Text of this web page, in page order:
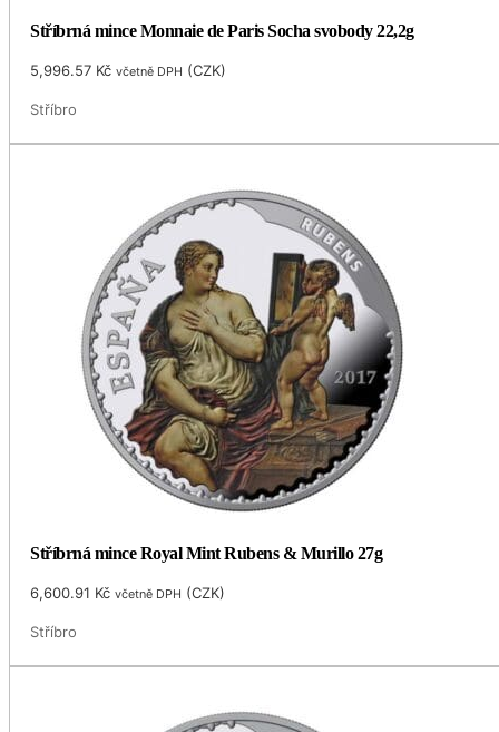
Stříbrná mince Monnaie de Paris Socha svobody 22,2g
5,996.57 Kč včetně DPH (CZK)
Stříbro
Stříbrná mince Royal Mint Rubens & Murillo 27g
6,600.91 Kč včetně DPH (CZK)
Stříbro